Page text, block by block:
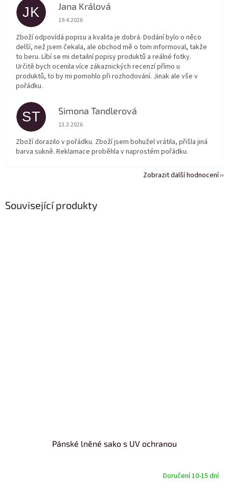
Související produkty
Pánské lněné sako s UV ochranou
Doručení 10-15 dní
JK Jana Králová
Hodnocení obchodu je 5 z 5 hvězdiček.
19.4.2026
Zboží odpovídá popisu a kvalita je dobrá. Dodání bylo o něco
delší, než jsem čekala, ale obchod mě o tom informoval, takže
to beru. Líbí se mi detailní popisy produktů a reálné fotky.
Určitě bych ocenila více zákaznických recenzí přímo u
produktů, to by mi pomohlo při rozhodování. Jinak ale vše v
pořádku.
ST Simona Tandlerová
Hodnocení obchodu je 5 z 5 hvězdiček.
13.3.2026
Zboží dorazilo v pořádku. Zboží jsem bohužel vrátila, přišla jiná
barva sukně. Reklamace proběhla v naprostém pořádku.
Zobrazit další hodnocení